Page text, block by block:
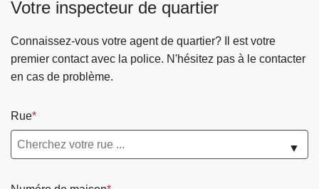
Votre inspecteur de quartier
Connaissez-vous votre agent de quartier? Il est votre
premier contact avec la police. N'hésitez pas à le contacter
en cas de problème.
Rue
▼